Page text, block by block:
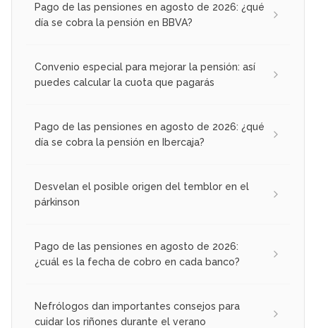
Pago de las pensiones en agosto de 2026: ¿qué
día se cobra la pensión en BBVA?
Convenio especial para mejorar la pensión: así
puedes calcular la cuota que pagarás
Pago de las pensiones en agosto de 2026: ¿qué
día se cobra la pensión en Ibercaja?
Desvelan el posible origen del temblor en el
párkinson
Pago de las pensiones en agosto de 2026:
¿cuál es la fecha de cobro en cada banco?
Nefrólogos dan importantes consejos para
cuidar los riñones durante el verano